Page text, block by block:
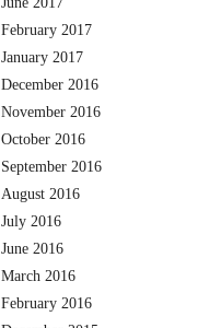
February 2017
January 2017
December 2016
November 2016
October 2016
September 2016
August 2016
July 2016
June 2016
March 2016
February 2016